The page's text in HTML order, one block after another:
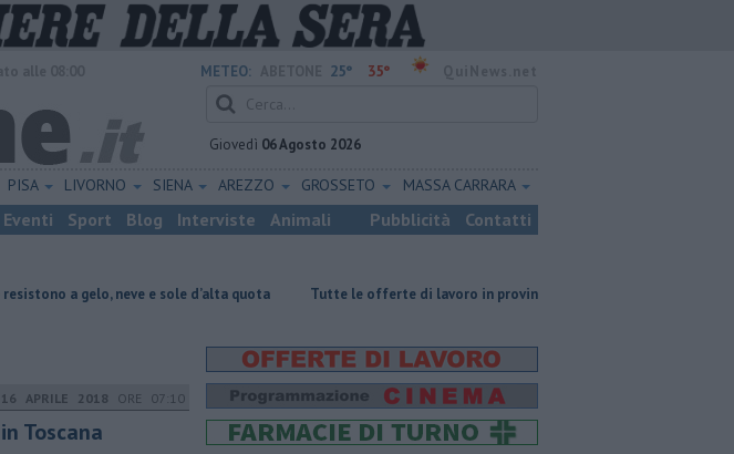
METEO: 25° 35°
Giovedì 06 Agosto 2026
PISA LIVORNO SIENA AREZZO GROSSETO MASSA CARRARA
Eventi Sport Blog Interviste Animali Pubblicità Contatti
neve e sole d’alta quota ​Tutte le offerte di lavoro in provincia di Pistoia
16 APRILE 2018 ORE 07:10
Toscana